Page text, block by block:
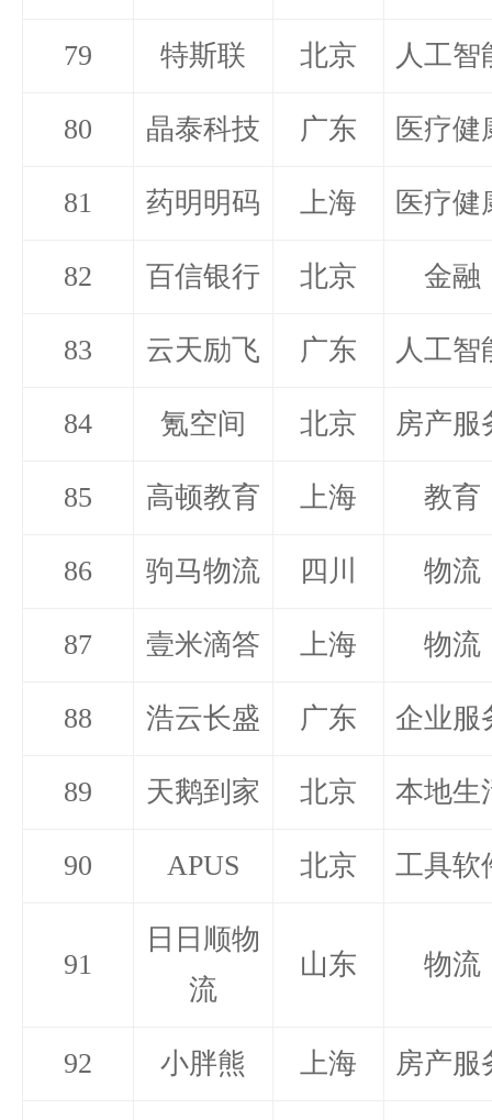
79 特斯联 北京 人工智
80 晶泰科技 广东 医疗健
81 药明明码 上海 医疗健
82 百信银行 北京 金融
83 云天励飞 广东 人工智
84 氪空间 北京 房产服
85 高顿教育 上海 教育
86 驹马物流 四川 物流
87 壹米滴答 上海 物流
88 浩云长盛 广东 企业服
89 天鹅到家 北京 本地生
90 APUS 北京 工具软
91
日日顺物
流
山东 物流
92 小胖熊 上海 房产服